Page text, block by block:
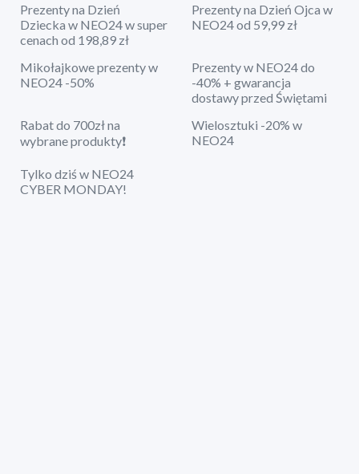
Prezenty na Dzień
Dziecka w NEO24 w super
cenach od 198,89 zł
Prezenty na Dzień Ojca w
NEO24 od 59,99 zł
Mikołajkowe prezenty w
NEO24 -50%
Prezenty w NEO24 do
-40% + gwarancja
dostawy przed Świętami
Rabat do 700zł na
wybrane produkty❗
Wielosztuki -20% w
NEO24
Tylko dziś w NEO24
CYBER MONDAY!